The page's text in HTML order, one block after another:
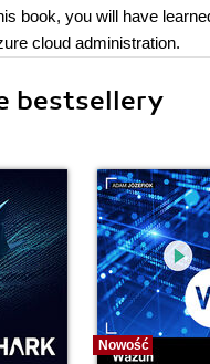
book, you will have
cloud administration.
bestsellery
Nowość